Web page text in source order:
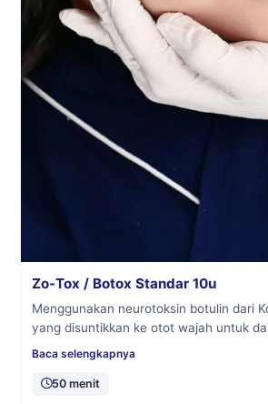
Zo-Tox / Botox Standar 10u
Menggunakan neurotoksin botulin dari
yang disuntikkan ke otot wajah untuk
sekitar mata, dan garis senyum.
Baca selengkapnya
50 menit